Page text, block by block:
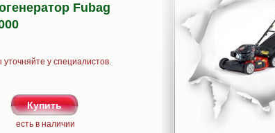
Fubag
уточняйте у специалистов.
есть в наличии